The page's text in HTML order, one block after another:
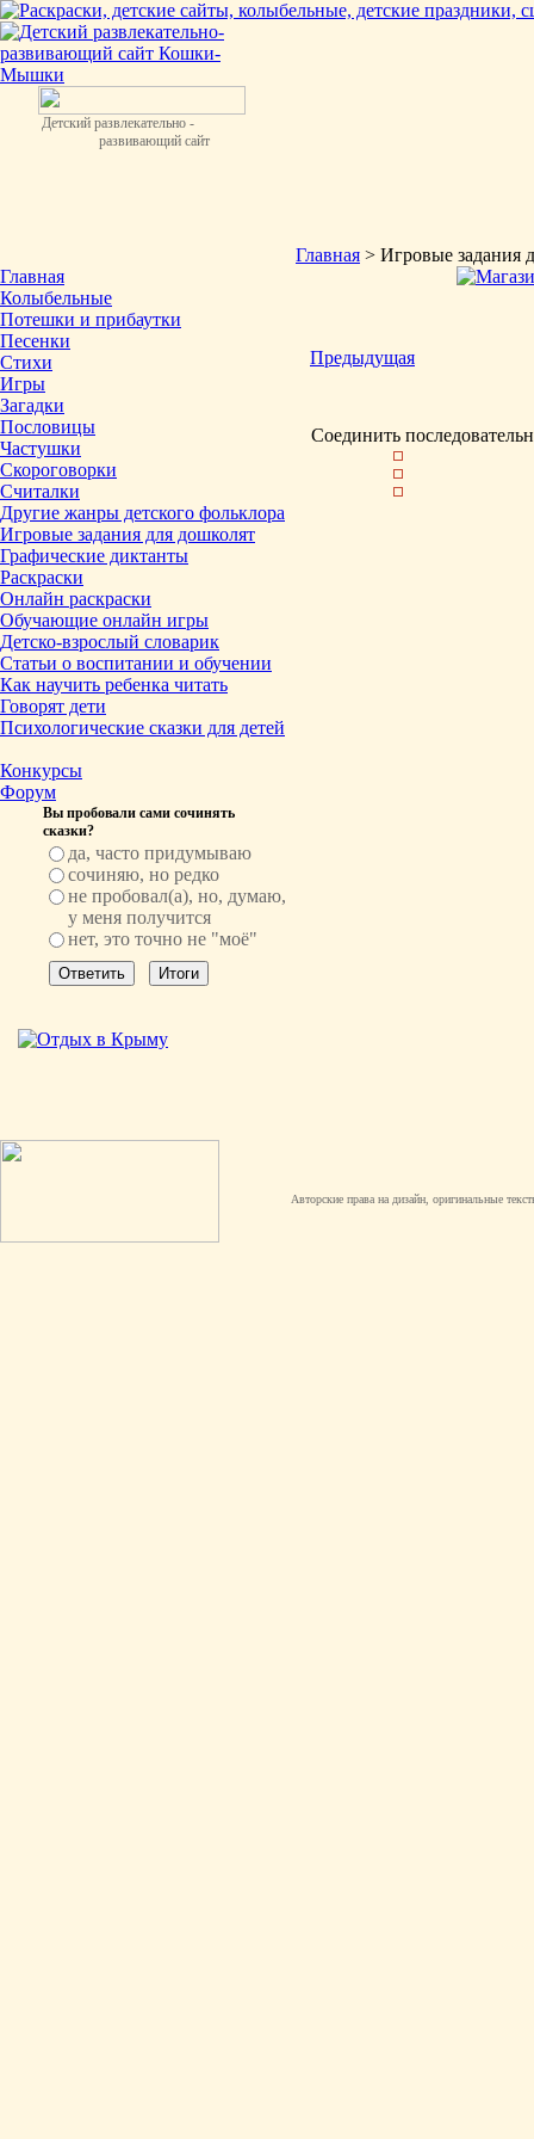
Детский развлекательно -
развивающий сайт
Главная
Колыбельные
Потешки и прибаутки
Песенки
Стихи
Игры
Загадки
Пословицы
Частушки
Скороговорки
Считалки
Другие жанры детского фольклора
Игровые задания для дошколят
Графические диктанты
Раскраски
Онлайн раскраски
Обучающие онлайн игры
Детско-взрослый словарик
Статьи о воспитании и обучении
Как научить ребенка читать
Говорят дети
Психологические сказки для детей
Конкурсы
Форум
Вы пробовали сами сочинять
сказки?
да, часто придумываю
сочиняю, но редко
не пробовал(а), но, думаю,
у меня получится
нет, это точно не "моё"
Главная > Игровые задания
Предыдущая
Соединить
Авторские права на дизайн, оригинальные